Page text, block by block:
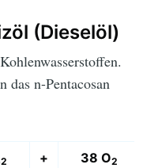
(Dieselöl)
das n-Pentacosan
+ 38 O2